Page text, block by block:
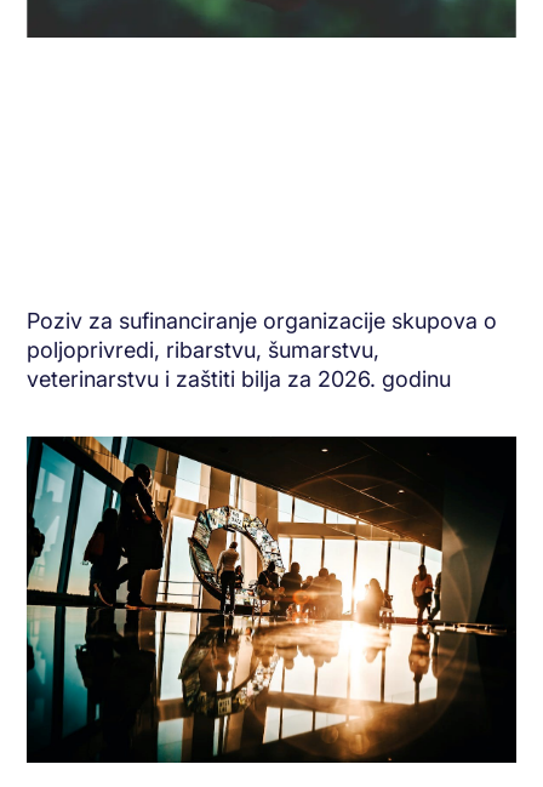
Poziv za sufinanciranje organizacije skupova o
poljoprivredi, ribarstvu, šumarstvu,
veterinarstvu i zaštiti bilja za 2026. godinu